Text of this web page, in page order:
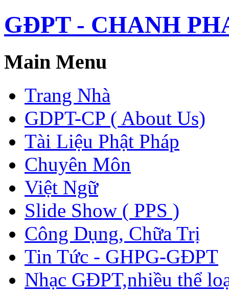
GĐPT - CHANH
Main Menu
Trang Nhà
GDPT-CP ( About Us)
Tài Liệu Phật Pháp
Chuyên Môn
Việt Ngữ
Slide Show ( PPS )
Công Dụng, Chữa Trị
Tin Tức - GHPG-GĐPT
Nhạc GĐPT,nhiều thể